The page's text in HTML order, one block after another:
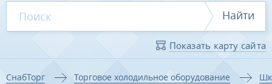
Найти
Показать карту сайта
СнабТорг Торговое холодильное оборудование